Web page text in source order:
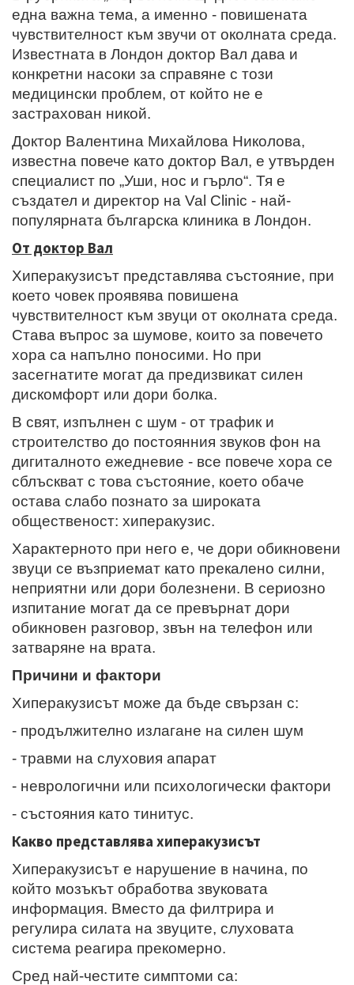
една важна тема, а именно - повишената
чувствителност към звучи от околната среда.
Известната в Лондон доктор Вал дава и
конкретни насоки за справяне с този
медицински проблем, от който не е
застрахован никой.
Доктор Валентина Михайлова Николова,
известна повече като доктор Вал, е утвърден
специалист по „Уши, нос и гърло“. Тя е
създател и директор на Val Clinic - най-
популярната българска клиника в Лондон.
От доктор Вал
Хиперакузисът представлява състояние, при
което човек проявява повишена
чувствителност към звуци от околната среда.
Става въпрос за шумове, които за повечето
хора са напълно поносими. Но при
засегнатите могат да предизвикат силен
дискомфорт или дори болка.
В свят, изпълнен с шум - от трафик и
строителство до постоянния звуков фон на
дигиталното ежедневие - все повече хора се
сблъскват с това състояние, което обаче
остава слабо познато за широката
общественост: хиперакузис.
Характерното при него е, че дори обикновени
звуци се възприемат като прекалено силни,
неприятни или дори болезнени. В сериозно
изпитание могат да се превърнат дори
обикновен разговор, звън на телефон или
затваряне на врата.
Причини и фактори
Хиперакузисът може да бъде свързан с:
- продължително излагане на силен шум
- травми на слуховия апарат
- неврологични или психологически фактори
- състояния като тинитус.
Какво представлява хиперакузисът
Хиперакузисът е нарушение в начина, по
който мозъкът обработва звуковата
информация. Вместо да филтрира и
регулира силата на звуците, слуховата
система реагира прекомерно.
Сред най-честите симптоми са: